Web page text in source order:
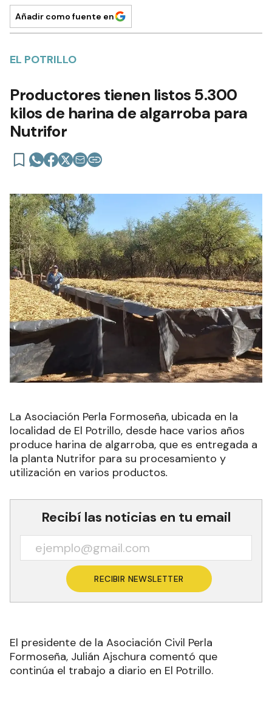
Añadir como fuente en
EL POTRILLO
Productores tienen listos 5.300
kilos de harina de algarroba para
Nutrifor
La Asociación Perla Formoseña, ubicada en la
localidad de El Potrillo, desde hace varios años
produce harina de algarroba, que es entregada a
la planta Nutrifor para su procesamiento y
utilización en varios productos.
Recibí las noticias en tu email
RECIBIR NEWSLETTER
El presidente de la Asociación Civil Perla
Formoseña, Julián Ajschura comentó que
continúa el trabajo a diario en El Potrillo.